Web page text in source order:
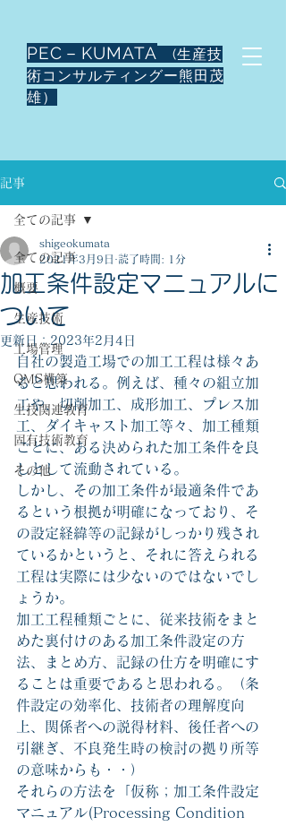
PEC－KUMATA
(生産技
術コンサルティングー熊田茂
雄）
記事
全ての記事
概要
生産技術
工場管理
QMS構築
生技関連教育
固有技術教育
その他
全ての記事
加工条件設定マニュアルに
ついて
shigeokumata
2021年3月9日
読了時間: 1分
更新日：2023年2月4日
自社の製造工場での加工工程は様々あ
ると思われる。例えば、種々の組立加
工や、切削加工、成形加工、プレス加
工、ダイキャスト加工等々、加工種類
ごとに、ある決められた加工条件を良
しとして流動されている。
しかし、その加工条件が最適条件であ
るという根拠が明確になっており、そ
の設定経緯等の記録がしっかり残され
ているかというと、それに答えられる
工程は実際には少ないのではないでし
ょうか。
加工工程種類ごとに、従来技術をまと
めた裏付けのある加工条件設定の方
法、まとめ方、記録の仕方を明確にす
ることは重要であると思われる。（条
件設定の効率化、技術者の理解度向
上、関係者への説得材料、後任者への
引継ぎ、不良発生時の検討の拠り所等
の意味からも・・）
それらの方法を「仮称；加工条件設定
マニュアル(Processing Condition